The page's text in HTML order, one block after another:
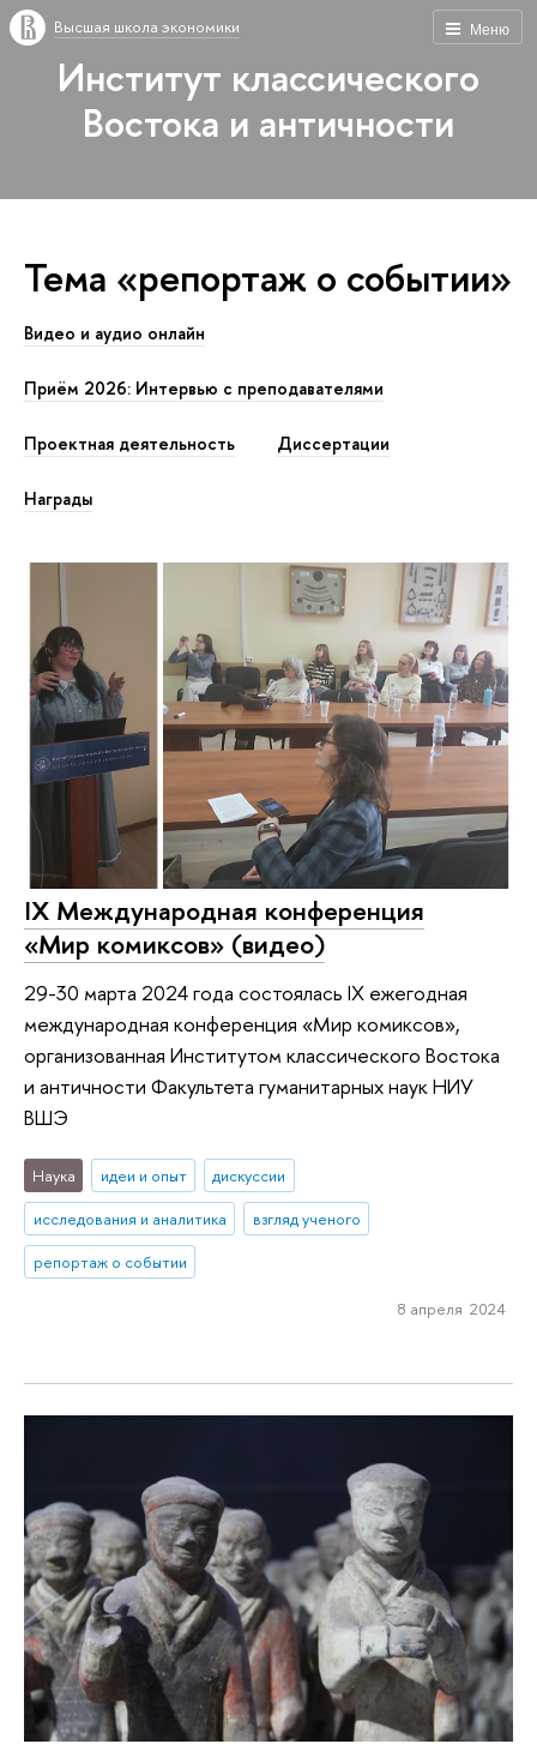
Меню
Высшая школа экономики
Институт классического
Востока и античности
Тема «репортаж о событии»
Видео и аудио онлайн
Приём 2026: Интервью с преподавателями
Проектная деятельность Диссертации
Награды
IX Международная конференция
«Мир комиксов» (видео)
29-30 марта 2024 года состоялась IX ежегодная
международная конференция «Мир комиксов»,
организованная Институтом классического Востока
и античности Факультета гуманитарных наук НИУ
ВШЭ
Наука идеи и опыт
дискуссии
исследования и аналитика
взгляд ученого
репортаж о событии
8 апреля 2024